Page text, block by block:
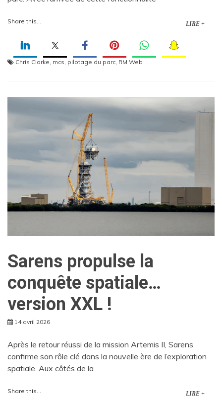
Share this... LIRE +
Chris Clarke, mcs, pilotage du parc, RM Web
Sarens propulse la
conquête spatiale…
version XXL !
14 avril 2026
Après le retour réussi de la mission Artemis II, Sarens
confirme son rôle clé dans la nouvelle ère de l’exploration
spatiale. Aux côtés de la
Share this... LIRE +